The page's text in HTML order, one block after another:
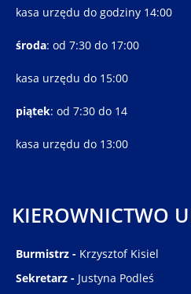
kasa urzędu do godziny 14:00
środa: od 7:30 do 17:00
kasa urzędu do 15:00
piątek: od 7:30 do 14
kasa urzędu do 13:00
KIEROWNICTWO
Burmistrz - Krzysztof Kisiel
Sekretarz - Justyna Podleś